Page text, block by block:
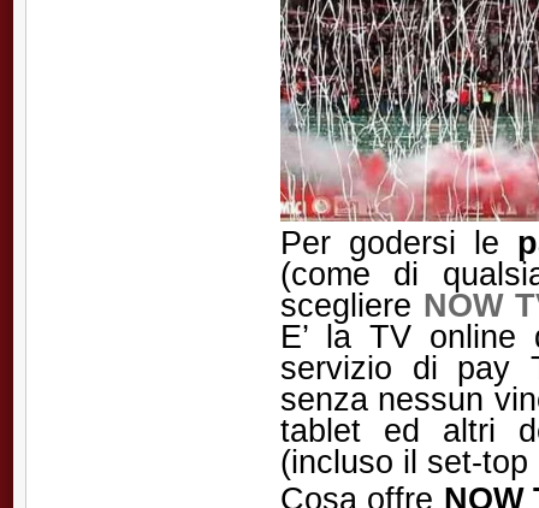
Per godersi le
(come di
scegliere NOW
E’ la TV online
servizio di pay
senza nessun
tablet ed altri
(incluso il set-
Cosa offre NOW